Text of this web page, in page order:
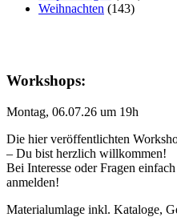
Weihnachten (143)
Workshops:
Montag, 06.07.26 um 19h
Die hier veröffentlichten
– Du bist herzlich willkommen!
Bei Interesse oder Fragen
anmelden!
Materialumlage inkl. Kataloge,